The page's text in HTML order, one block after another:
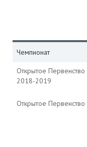
Чемпионат
Открытое
2018-2019
Открытое